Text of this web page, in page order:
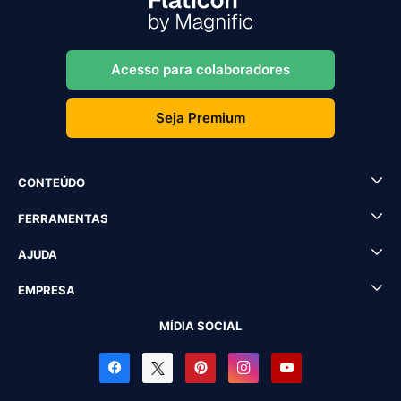
Acesso para colaboradores
Seja Premium
CONTEÚDO
FERRAMENTAS
AJUDA
EMPRESA
MÍDIA SOCIAL